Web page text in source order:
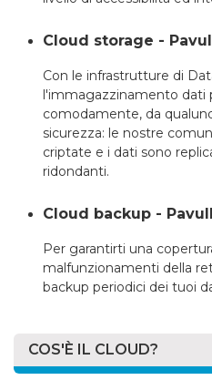
Cloud storage -
Con le infrastrutture di
l'immagazzinamento dati
comodamente, da
sicurezza: le nostre
criptate e i dati sono
ridondanti.
Cloud backup -
Per garantirti una
malfunzionamenti della
backup periodici dei tuoi
COS'È IL CLOUD?